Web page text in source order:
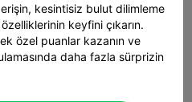
erişin, kesintisiz bulut dilimleme
keyfini çıkarın.
özel puanlar kazanın ve
daha fazla sürprizin